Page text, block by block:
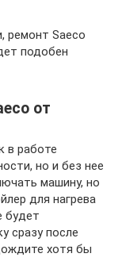
ремонт Saeco
подобен
от
в работе
но и без нее
машину, но
для нагрева
будет
сразу после
хотя бы